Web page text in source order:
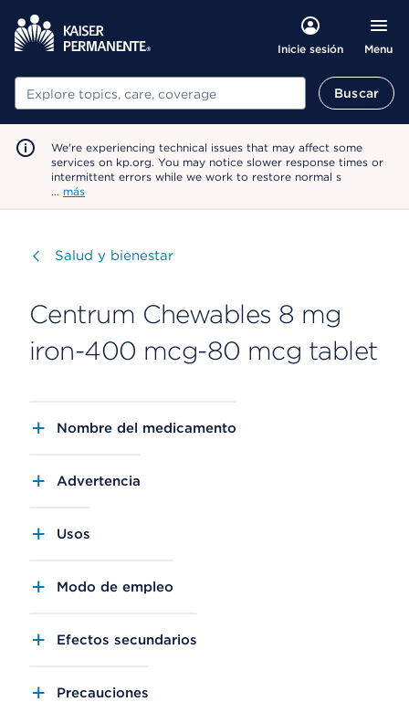
Inicie sesión Menu
Buscar Buscar
We're experiencing technical issues that may affect some
services on kp.org. You may notice slower response times or
intermittent errors while we work to restore normal s
… más
Visitar
Salud y bienestar
Centrum Chewables 8 mg
iron-400 mcg-80 mcg tablet
Nombre del medicamento
Advertencia
Usos
Modo de empleo
Efectos secundarios
Precauciones